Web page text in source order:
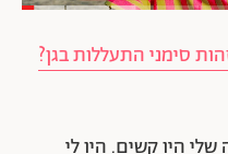
סימני התעללות בגן?
היו קשים. היו לי